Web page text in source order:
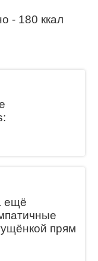
- 180 ккал
ещё
прям